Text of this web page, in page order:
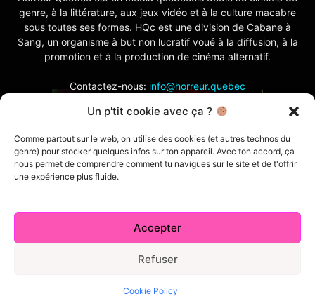
Un p'tit cookie avec ça ?
Comme partout sur le web, on utilise des cookies (et autres technos du
genre) pour stocker quelques infos sur ton appareil. Avec ton accord, ça
nous permet de comprendre comment tu navigues sur le site et de t'offrir
une expérience plus fluide.
Accepter
Refuser
Cookie Policy
genre, à la littérature, aux jeux vidéo et à la culture macabre
sous toutes ses formes. HQc est une division de Cabane à
Sang, un organisme à but non lucratif voué à la diffusion, à la
promotion et à la production de cinéma alternatif.
Contactez-nous: info@horreur.quebec
SUIVEZ NOUS
Index
© 2026 Horreur Québec. Tous droits réservés.